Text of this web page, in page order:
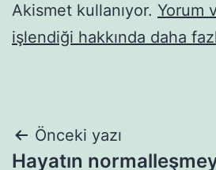
Akismet kullanıyor. Yorum
işlendiği hakkında daha
Yazı
Önceki yazı
Hayatın